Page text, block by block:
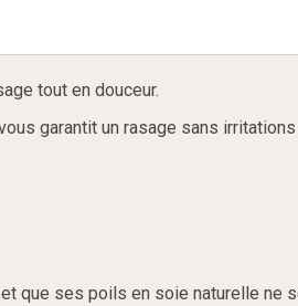
tout en douceur.
garantit un rasage sans
que ses poils en soie naturelle ne